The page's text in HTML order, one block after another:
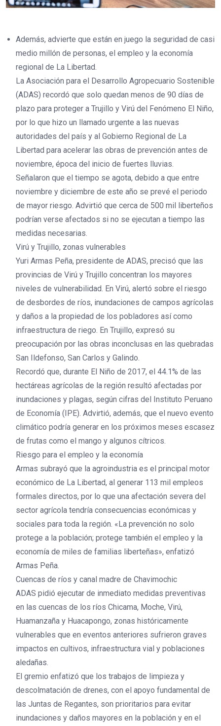
Además, advierte que están en juego la seguridad de casi
medio millón de personas, el empleo y la economía
regional de La Libertad.
La Asociación para el Desarrollo Agropecuario Sostenible
(ADAS) recordó que solo quedan menos de 90 días de
plazo para proteger a Trujillo y Virú del Fenómeno El Niño,
por lo que hizo un llamado urgente a las nuevas
autoridades del país y al Gobierno Regional de La
Libertad para acelerar las obras de prevención antes de
noviembre, época del inicio de fuertes lluvias.
Señalaron que el tiempo se agota, debido a que entre
noviembre y diciembre de este año se prevé el periodo
de mayor riesgo. Advirtió que cerca de 500 mil liberteños
podrían verse afectados si no se ejecutan a tiempo las
medidas necesarias.
Virú y Trujillo, zonas vulnerables
Yuri Armas Peña, presidente de ADAS, precisó que las
provincias de Virú y Trujillo concentran los mayores
niveles de vulnerabilidad. En Virú, alertó sobre el riesgo
de desbordes de ríos, inundaciones de campos agrícolas
y daños a la propiedad de los pobladores así como
infraestructura de riego. En Trujillo, expresó su
preocupación por las obras inconclusas en las quebradas
San Ildefonso, San Carlos y Galindo.
Recordó que, durante El Niño de 2017, el 44.1% de las
hectáreas agrícolas de la región resultó afectadas por
inundaciones y plagas, según cifras del Instituto Peruano
de Economía (IPE). Advirtió, además, que el nuevo evento
climático podría generar en los próximos meses escasez
de frutas como el mango y algunos cítricos.
Riesgo para el empleo y la economía
Armas subrayó que la agroindustria es el principal motor
económico de La Libertad, al generar 113 mil empleos
formales directos, por lo que una afectación severa del
sector agrícola tendría consecuencias económicas y
sociales para toda la región. «La prevención no solo
protege a la población; protege también el empleo y la
economía de miles de familias liberteñas», enfatizó
Armas Peña.
Cuencas de ríos y canal madre de Chavimochic
ADAS pidió ejecutar de inmediato medidas preventivas
en las cuencas de los ríos Chicama, Moche, Virú,
Huamanzaña y Huacapongo, zonas históricamente
vulnerables que en eventos anteriores sufrieron graves
impactos en cultivos, infraestructura vial y poblaciones
aledañas.
El gremio enfatizó que los trabajos de limpieza y
descolmatación de drenes, con el apoyo fundamental de
las Juntas de Regantes, son prioritarios para evitar
inundaciones y daños mayores en la población y en el